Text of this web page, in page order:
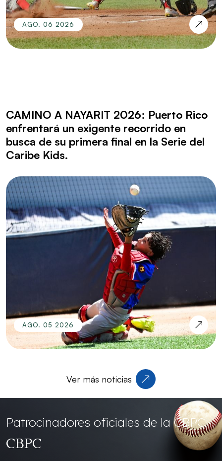
AGO. 06 2026
CAMINO A NAYARIT 2026: Puerto Rico
enfrentará un exigente recorrido en
busca de su primera final en la Serie del
Caribe Kids.
AGO. 05 2026
Ver más noticias
Patrocinadores oficiales de la CBPC
CBPC